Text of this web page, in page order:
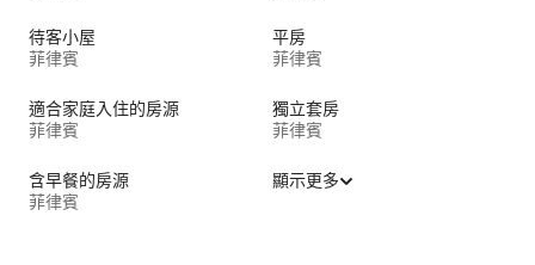
待客小屋
菲律賓
平房
菲律賓
適合家庭入住的房源
菲律賓
獨立套房
菲律賓
含早餐的房源
菲律賓
顯示更多